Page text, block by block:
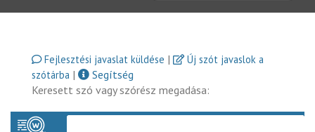
Fejlesztési javaslat küldése |
Új szót javaslok a
szótárba |
Segítség
Keresett szó vagy szórész megadása: